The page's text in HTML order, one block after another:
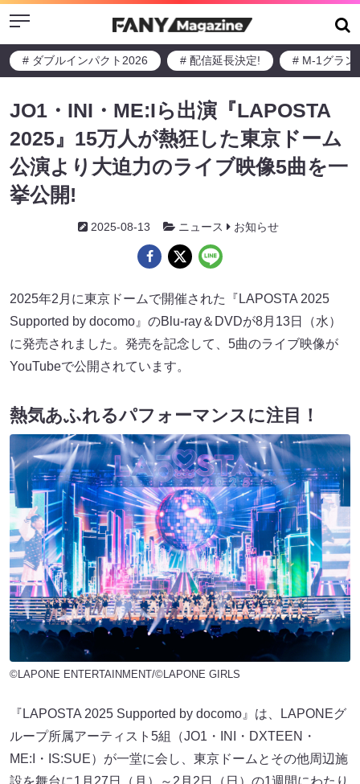
Menu
# ダブルインパクト2026 # 配信延長決定! # M-1グラン
JO1・INI・ME:Iら出演『LAPOSTA
2025』15万人が熱狂した東京ドーム
公演より大迫力のライブ映像5曲を一
挙公開!
2025-08-13 ニュース お知らせ
2025年2月に東京ドームで開催された『LAPOSTA 2025
Supported by docomo』のBlu-ray＆DVDが8月13日（水）
に発売されました。発売を記念して、5曲のライブ映像が
YouTubeで公開されています。
熱気あふれるパフォーマンスに注目！
©LAPONE ENTERTAINMENT/©LAPONE GIRLS
『LAPOSTA 2025 Supported by docomo』は、LAPONEグ
ループ所属アーティスト5組（JO1・INI・DXTEEN・
ME:I・IS:SUE）が一堂に会し、東京ドームとその他周辺施
設を舞台に1月27日（月）～2月2日（日）の1週間にわたり